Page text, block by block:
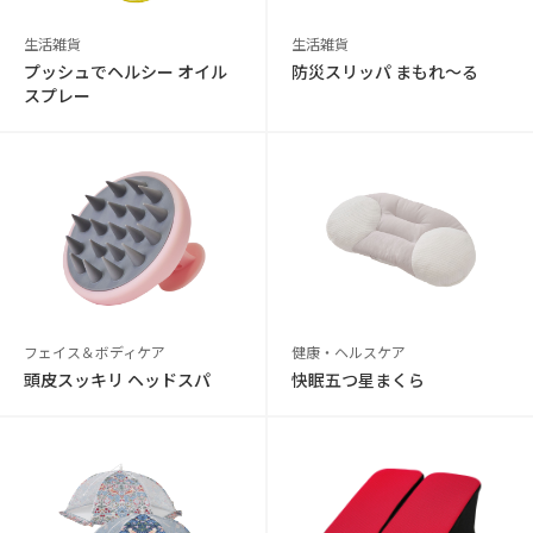
生活雑貨
プッシュでヘルシー オイル
スプレー
生活雑貨
防災スリッパ まもれ～る
フェイス＆ボディケア
頭皮スッキリ ヘッドスパ
健康・ヘルスケア
快眠五つ星まくら